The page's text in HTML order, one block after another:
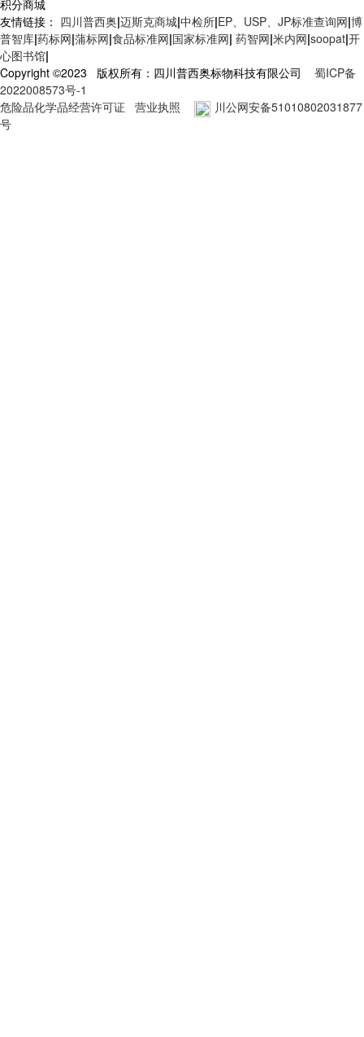
积分商城
友情链接： 四川普西奥|迈斯克商城|中检所|EP、USP、JP标准查询网|博
普智库|药标网|蒲标网|食品标准网|国家标准网| 药智网|米内网|soopat|开
心图书馆|
Copyright ©2023 版权所有：四川普西奥标物科技有限公司 蜀ICP备
2022008573号-1
危险品化学品经营许可证
营业执照
川公网安备51010802031877
号